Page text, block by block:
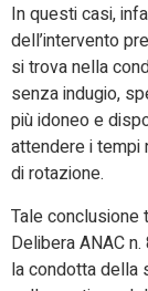
In questi casi,
dell’intervento
si trova nella
senza indugio,
più idoneo e
attendere i tempi
di rotazione.
Tale conclusione
Delibera ANAC
la condotta della